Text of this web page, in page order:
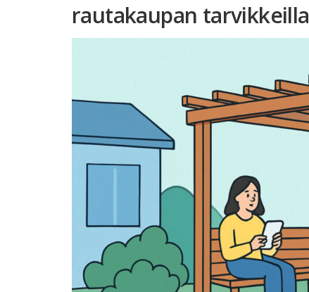
rautakaupan tarvikkeilla